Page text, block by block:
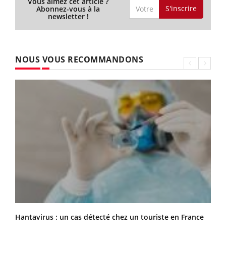
Abonnez-vous à la
newsletter !
S'inscrire
NOUS VOUS RECOMMANDONS
Hantavirus : un cas détecté chez un touriste en France